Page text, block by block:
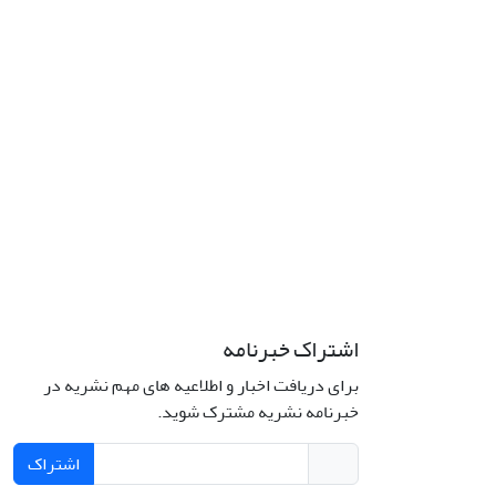
اشتراک خبرنامه
برای دریافت اخبار و اطلاعیه های مهم نشریه در
خبرنامه نشریه مشترک شوید.
اشتراک